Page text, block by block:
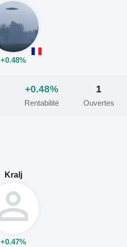
+0.48%
+0.48%
Rentabilité
1
Ouvertes
Kralj
+0.47%